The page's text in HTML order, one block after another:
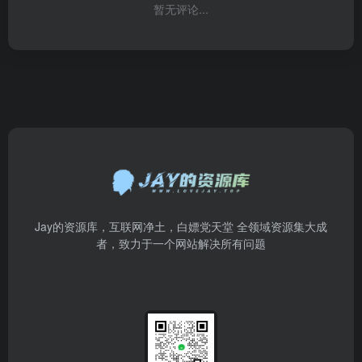
暂无评论...
Jay的资源库，互联网净土，白嫖党天堂 全领域资源集大成
者，致力于一个网站解决所有问题